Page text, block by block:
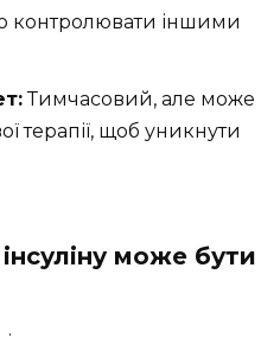
контролювати іншими
Тимчасовий, але може
терапії, щоб уникнути
може бути